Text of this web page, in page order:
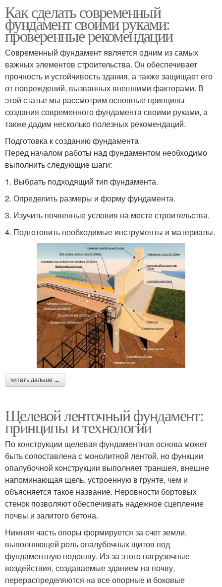
Как сделать современный
фундамент своими руками:
проверенные рекомендации
Современный фундамент является одним из самых
важных элементов строительства. Он обеспечивает
прочность и устойчивость здания, а также защищает его
от повреждений, вызванных внешними факторами. В
этой статье мы рассмотрим основные принципы
создания современного фундамента своими руками, а
также дадим несколько полезных рекомендаций.
Подготовка к созданию фундамента
Перед началом работы над фундаментом необходимо
выполнить следующие шаги:
1. Выбрать подходящий тип фундамента.
2. Определить размеры и форму фундамента.
3. Изучить почвенные условия на месте строительства.
4. Подготовить необходимые инструменты и материалы.
читать дальше →
Щелевой ленточный фундамент:
принципы и технологии
По конструкции щелевая фундаментная основа может
быть сопоставлена с монолитной лентой, но функции
опалубочной конструкции выполняет траншея, внешне
напоминающая щель, устроенную в грунте, чем и
объясняется такое название. Неровности бортовых
стенок позволяют обеспечивать надежное сцепление
почвы и залитого бетона.
Нижняя часть опоры формируется за счет земли,
выполняющей роль опалубочных щитов под
фундаментную подошву. Из-за этого нагрузочные
воздействия, создаваемые зданием на почву,
перераспределяются на все опорные и боковые